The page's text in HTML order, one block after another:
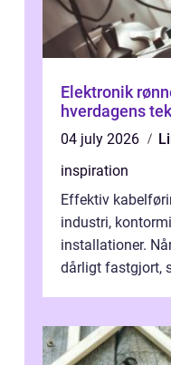
Elektronik rønne lokal
hverdagens
04 july 2026
inspiration
Effektiv
industri,
installationer.
dårligt fastgjort,